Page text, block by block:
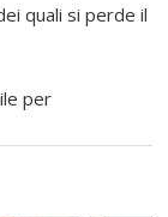
quali si perde il
per